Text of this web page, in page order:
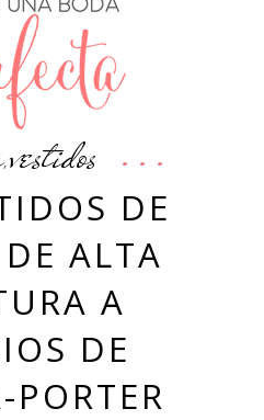
,vestidos
DE
ALTA
A
DE
PORTER